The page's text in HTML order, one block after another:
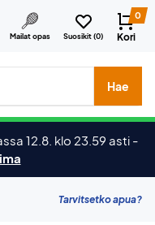
Mailat opas Suosikit (0)
0
Kori
Hae
12.8. klo 23.59 asti -
Tarvitsetko apua?